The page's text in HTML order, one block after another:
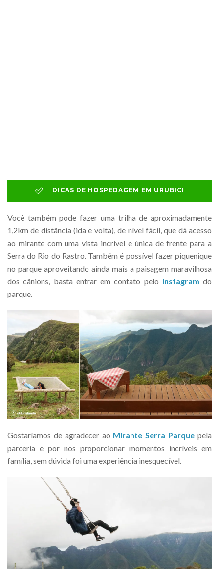
DICAS DE HOSPEDAGEM EM URUBICI
Você também pode fazer uma trilha de aproximadamente
1,2km de distância (ida e volta), de nível fácil, que dá acesso
ao mirante com uma vista incrível e única de frente para a
Serra do Rio do Rastro. Também é possível fazer piquenique
no parque aproveitando ainda mais a paisagem maravilhosa
dos cânions, basta entrar em contato pelo Instagram do
parque.
Gostaríamos de agradecer ao Mirante Serra Parque pela
parceria e por nos proporcionar momentos incríveis em
família, sem dúvida foi uma experiência inesquecível.